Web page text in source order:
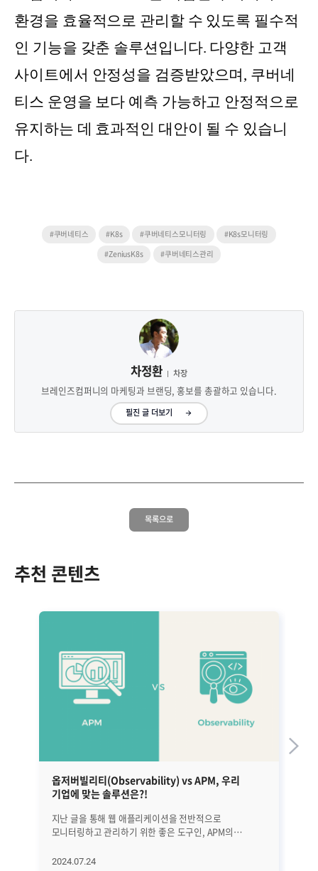
환경을 효율적으로 관리할 수 있도록 필수적
인 기능을 갖춘 솔루션입니다. 다양한 고객
사이트에서 안정성을 검증받았으며, 쿠버네
티스 운영을 보다 예측 가능하고 안정적으로
유지하는 데 효과적인 대안이 될 수 있습니
다.
#쿠버네티스 #K8s #쿠버네티스모니터링
#K8s모니터링
#ZeniusK8s
#쿠버네티스관리
차정환 차장
브레인즈컴퍼니의 마케팅과 브랜딩, 홍보를 총괄하고 있습니다.
필진 글 더보기
목록으로
추천 콘텐츠
옵저버빌리티(Observability) vs APM, 우리
기업에 맞는 솔루션은?!
지난 글을 통해 웹 애플리케이션을 전반적으로
모니터링하고 관리하기 위한 좋은 도구인, APM의
APM은 분명 좋은 도구이지만 문제 원인이 애플리케이션,
2024.07.24